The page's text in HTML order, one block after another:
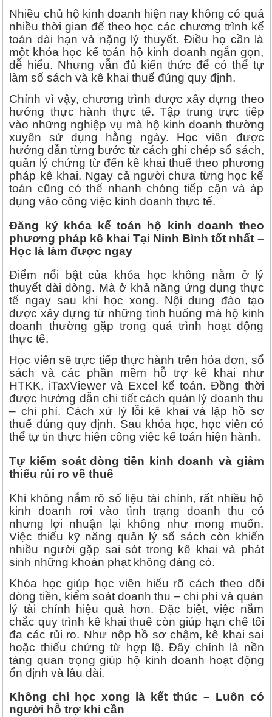
Nhiều chủ hộ kinh doanh hiện nay không có quá
nhiều thời gian để theo học các chương trình kế
toán dài hạn và nặng lý thuyết. Điều họ cần là
một khóa học kế toán hộ kinh doanh ngắn gọn,
dễ hiểu. Nhưng vẫn đủ kiến thức để có thể tự
làm sổ sách và kê khai thuế đúng quy định.
Chính vì vậy, chương trình được xây dựng theo
hướng thực hành thực tế. Tập trung trực tiếp
vào những nghiệp vụ mà hộ kinh doanh thường
xuyên sử dụng hằng ngày. Học viên được
hướng dẫn từng bước từ cách ghi chép sổ sách,
quản lý chứng từ đến kê khai thuế theo phương
pháp kê khai. Ngay cả người chưa từng học kế
toán cũng có thể nhanh chóng tiếp cận và áp
dụng vào công việc kinh doanh thực tế.
Đăng ký khóa kế toán hộ kinh doanh theo
phương pháp kê khai Tại Ninh Bình tốt nhất –
Học là làm được ngay
Điểm nổi bật của khóa học không nằm ở lý
thuyết dài dòng. Mà ở khả năng ứng dụng thực
tế ngay sau khi học xong. Nội dung đào tạo
được xây dựng từ những tình huống mà hộ kinh
doanh thường gặp trong quá trình hoạt động
thực tế.
Học viên sẽ trực tiếp thực hành trên hóa đơn, sổ
sách và các phần mềm hỗ trợ kê khai như
HTKK, iTaxViewer và Excel kế toán. Đồng thời
được hướng dẫn chi tiết cách quản lý doanh thu
– chi phí. Cách xử lý lỗi kê khai và lập hồ sơ
thuế đúng quy định. Sau khóa học, học viên có
thể tự tin thực hiện công việc kế toán hiện hành.
Tự kiểm soát dòng tiền kinh doanh và giảm
thiểu rủi ro về thuế
Khi không nắm rõ số liệu tài chính, rất nhiều hộ
kinh doanh rơi vào tình trạng doanh thu có
nhưng lợi nhuận lại không như mong muốn.
Việc thiếu kỹ năng quản lý sổ sách còn khiến
nhiều người gặp sai sót trong kê khai và phát
sinh những khoản phạt không đáng có.
Khóa học giúp học viên hiểu rõ cách theo dõi
dòng tiền, kiểm soát doanh thu – chi phí và quản
lý tài chính hiệu quả hơn. Đặc biệt, việc nắm
chắc quy trình kê khai thuế còn giúp hạn chế tối
đa các rủi ro. Như nộp hồ sơ chậm, kê khai sai
hoặc thiếu chứng từ hợp lệ. Đây chính là nền
tảng quan trọng giúp hộ kinh doanh hoạt động
ổn định và lâu dài.
Không chỉ học xong là kết thúc – Luôn có
người hỗ trợ khi cần